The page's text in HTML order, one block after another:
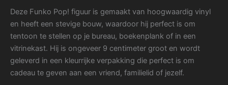
Deze Funko Pop! figuur is gemaakt van hoogwaardig vinyl
en heeft een stevige bouw, waardoor hij perfect is om
tentoon te stellen op je bureau, boekenplank of in een
vitrinekast. Hij is ongeveer 9 centimeter groot en wordt
geleverd in een kleurrijke verpakking die perfect is om
cadeau te geven aan een vriend, familielid of jezelf.